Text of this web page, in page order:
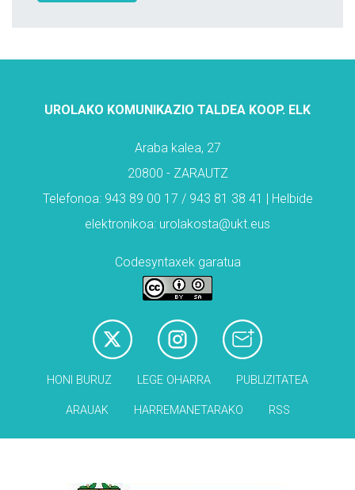
UROLAKO KOMUNIKAZIO TALDEA KOOP. ELK
Araba kalea, 27
20800 - ZARAUTZ
Telefonoa: 943 89 00 17 / 943 81 38 41 | Helbide
elektronikoa: urolakosta@ukt.eus
Codesyntaxek garatua
HONI BURUZ LEGE OHARRA PUBLIZITATEA
ARAUAK HARREMANETARAKO RSS